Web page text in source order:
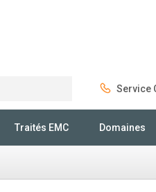
Service
Traités EMC Domaines